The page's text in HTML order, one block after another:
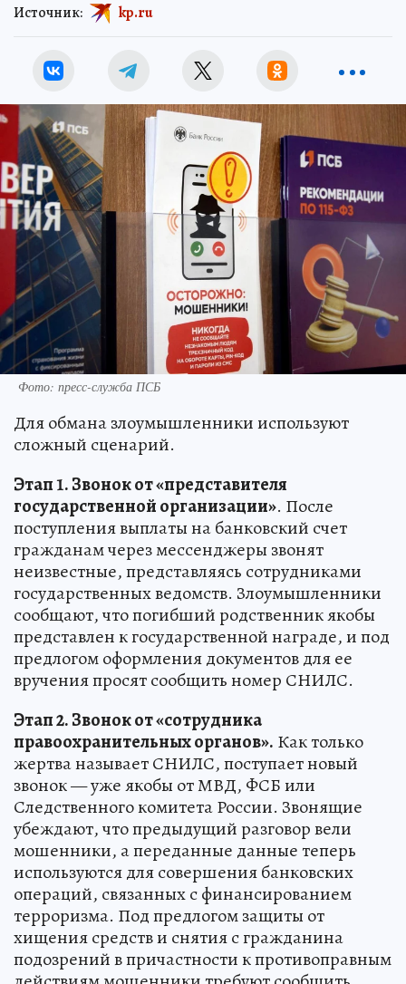
Источник: kp.ru
Фото: пресс-служба ПСБ
Для обмана злоумышленники используют
сложный сценарий.
Этап 1. Звонок от «представителя
государственной организации». После
поступления выплаты на банковский счет
гражданам через мессенджеры звонят
неизвестные, представляясь сотрудниками
государственных ведомств. Злоумышленники
сообщают, что погибший родственник якобы
представлен к государственной награде, и под
предлогом оформления документов для ее
вручения просят сообщить номер СНИЛС.
Этап 2. Звонок от «сотрудника
правоохранительных органов». Как только
жертва называет СНИЛС, поступает новый
звонок — уже якобы от МВД, ФСБ или
Следственного комитета России. Звонящие
убеждают, что предыдущий разговор вели
мошенники, а переданные данные теперь
используются для совершения банковских
операций, связанных с финансированием
терроризма. Под предлогом защиты от
хищения средств и снятия с гражданина
подозрений в причастности к противоправным